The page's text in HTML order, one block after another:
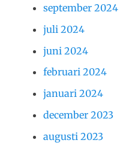
september 2024
juli 2024
juni 2024
februari 2024
januari 2024
december 2023
augusti 2023